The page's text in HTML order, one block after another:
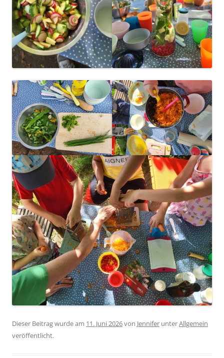
Dieser Beitrag wurde am 11. Juni 2026von Jennifer unterAllgemein
veröffentlicht.